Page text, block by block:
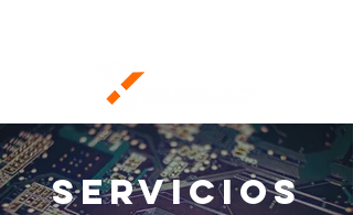
Servicios